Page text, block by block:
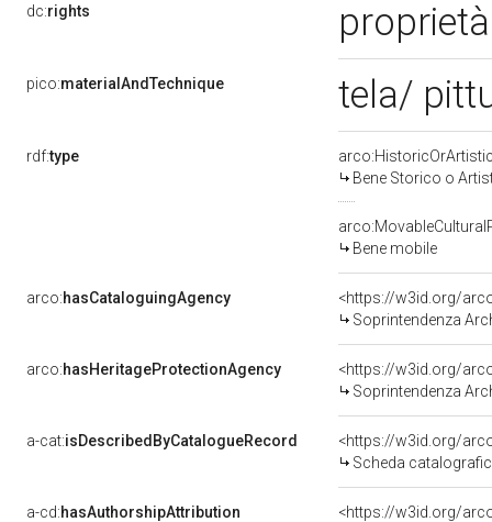
dc:rights
pico:materialAndTechnique tela/
rdf:type
Bene Storico o
Bene mobile
arco:hasCataloguingAgency
<https://w3id.org/
Soprintendenza
arco:hasHeritageProtectionAgency
<https://w3id.org/
Soprintendenza
a-cat:isDescribedByCatalogueRecord
<https://w3id.org/
Scheda
a-cd:hasAuthorshipAttribution
<https://w3id.org/